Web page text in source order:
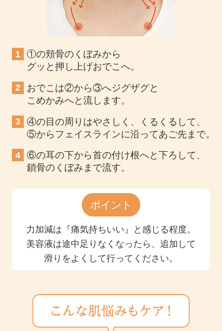
1
①の頬骨のくぼみから
グッと押し上げおでこへ。
2
おでこは②から③へジグザグと
こめかみへと流します。
3
④の目の周りはやさしく、くるくるして、
⑤からフェイスラインに沿ってあご先まで。
4
⑥の耳の下から首の付け根へと下ろして、
鎖骨のくぼみまで流す。
ポイント
力加減は『痛気持ちいい』と感じる程度。
美容液は途中足りなくなったら、追加して
滑りをよくして行ってください。